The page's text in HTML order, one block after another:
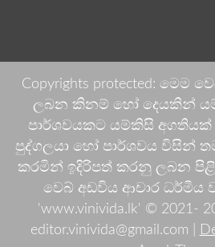
Copyrights protected: මෙම
ලබන කිනම් හෝ දෙයකින්
පාර්ශවයකට යම්කිසි
පුද්ගලයා හෝ පාර්ශවය විසින්
කරමින් ඉදිරිපත් කරනු ලබන
වෙබ් අඩවිය ආචාර ධර්මීය
'www.vinivida.lk' © 2021-
editor.vinivida@gmail.com |